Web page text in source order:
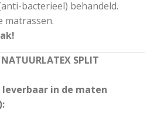
bacterieel) behandeld.
matrassen.
SPLIT
leverbaar in de maten